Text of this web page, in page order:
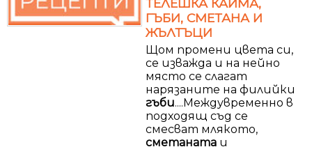
ГЪБИ, СМЕТАНА И
ЖЪЛТЪЦИ
Щом промени цвета си,
се изважда и на нейно
място се слагат
нарязаните на филийки
гъби....Междувременно в
подходящ съд се
смесват млякото,
сметаната и